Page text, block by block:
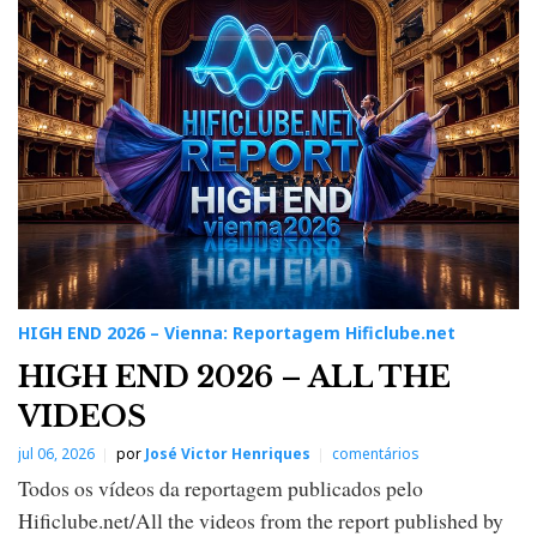
H
E
N
D
2
0
2
6
–
V
i
e
n
e
p
r
t
g
m
i
i
HIGH END 2026 – Vienna: Reportagem Hificlube.net
HIGH END 2026 – ALL THE
VIDEOS
jul 06, 2026 por José Victor Henriques comentários
Todos os vídeos da reportagem publicados pelo
Hificlube.net/All the videos from the report published by